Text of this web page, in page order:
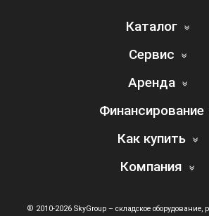
Каталог
Сервис
Аренда
Финансирование
Как купить
Компания
© 2010-2026 SkyGroup – складское оборудование,